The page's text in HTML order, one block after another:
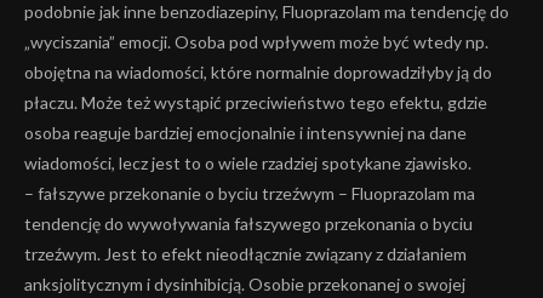
podobnie jak inne benzodiazepiny, Fluoprazolam ma tendencję do
„wyciszania” emocji. Osoba pod wpływem może być wtedy np.
obojętna na wiadomości, które normalnie doprowadziłyby ją do
płaczu. Może też wystąpić przeciwieństwo tego efektu, gdzie
osoba reaguje bardziej emocjonalnie i intensywniej na dane
wiadomości, lecz jest to o wiele rzadziej spotykane zjawisko.
– fałszywe przekonanie o byciu trzeźwym – Fluoprazolam ma
tendencję do wywoływania fałszywego przekonania o byciu
trzeźwym. Jest to efekt nieodłącznie związany z działaniem
anksjolitycznym i dysinhibicją. Osobie przekonanej o swojej